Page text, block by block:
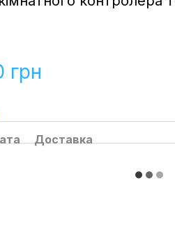
грн
Доставка